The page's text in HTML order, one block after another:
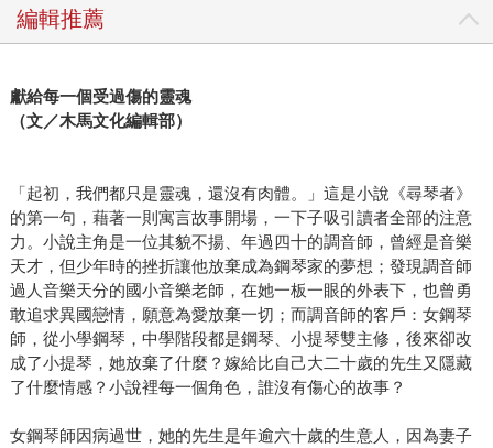
編輯推薦
獻給每一個受過傷的靈魂
（文／木馬文化編輯部）
「起初，我們都只是靈魂，還沒有肉體。」這是小說《尋琴者》
的第一句，藉著一則寓言故事開場，一下子吸引讀者全部的注意
力。小說主角是一位其貌不揚、年過四十的調音師，曾經是音樂
天才，但少年時的挫折讓他放棄成為鋼琴家的夢想；發現調音師
過人音樂天分的國小音樂老師，在她一板一眼的外表下，也曾勇
敢追求異國戀情，願意為愛放棄一切；而調音師的客戶：女鋼琴
師，從小學鋼琴，中學階段都是鋼琴、小提琴雙主修，後來卻改
成了小提琴，她放棄了什麼？嫁給比自己大二十歲的先生又隱藏
了什麼情感？小說裡每一個角色，誰沒有傷心的故事？
女鋼琴師因病過世，她的先生是年逾六十歲的生意人，因為妻子